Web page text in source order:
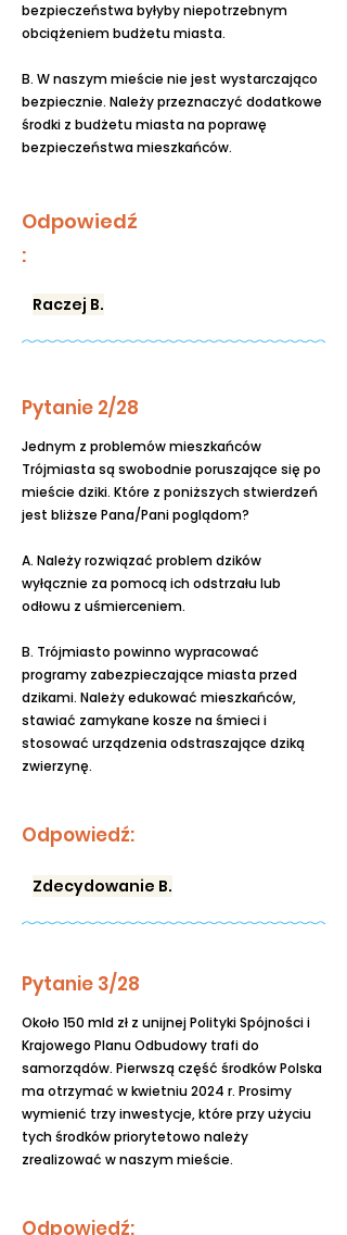
bezpieczeństwa byłyby niepotrzebnym
obciążeniem budżetu miasta.
B. W naszym mieście nie jest wystarczająco
bezpiecznie. Należy przeznaczyć dodatkowe
środki z budżetu miasta na poprawę
bezpieczeństwa mieszkańców.
Odpowiedź
:
Raczej B.
Pytanie 2/28
Jednym z problemów mieszkańców
Trójmiasta są swobodnie poruszające się po
mieście dziki. Które z poniższych stwierdzeń
jest bliższe Pana/Pani poglądom?
A. Należy rozwiązać problem dzików
wyłącznie za pomocą ich odstrzału lub
odłowu z uśmierceniem.
B. Trójmiasto powinno wypracować
programy zabezpieczające miasta przed
dzikami. Należy edukować mieszkańców,
stawiać zamykane kosze na śmieci i
stosować urządzenia odstraszające dziką
zwierzynę.
Odpowiedź:
Zdecydowanie B.
Pytanie 3/28
Około 150 mld zł z unijnej Polityki Spójności i
Krajowego Planu Odbudowy trafi do
samorządów. Pierwszą część środków Polska
ma otrzymać w kwietniu 2024 r. Prosimy
wymienić trzy inwestycje, które przy użyciu
tych środków priorytetowo należy
zrealizować w naszym mieście.
Odpowiedź: